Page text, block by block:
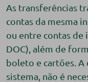
As transferências
contas da mesma
ou entre contas de
DOC), além de
boleto e cartões. A
sistema, não é